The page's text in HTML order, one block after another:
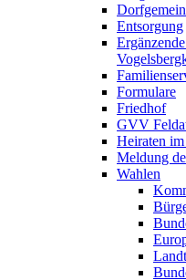
Entsorgung
Formulare
Friedhof
GVV
Heiraten
Meldung
Wahlen